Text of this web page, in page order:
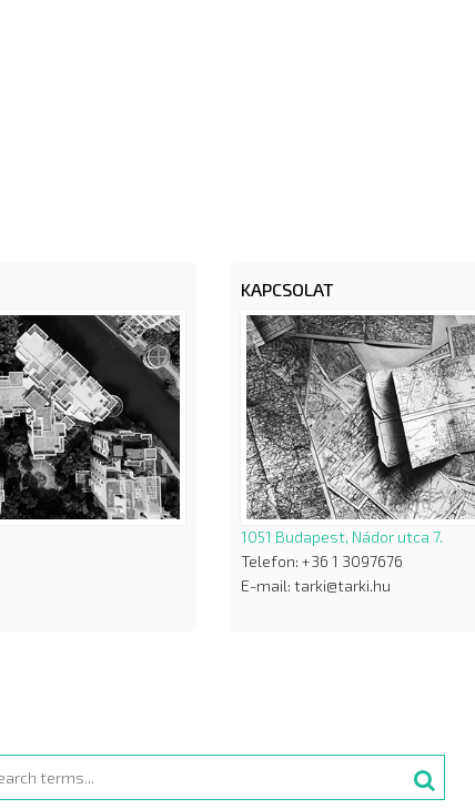
KAPCSOLAT
1051 Budapest, Nádor utca 7.
Telefon: +36 1 3097676
E-mail: tarki@tarki.hu